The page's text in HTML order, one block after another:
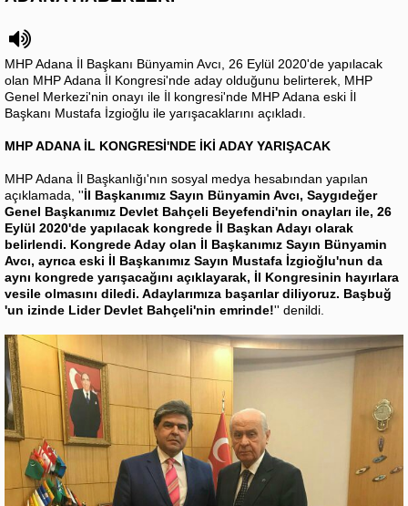
MHP Adana İl Başkanı Bünyamin Avcı, 26 Eylül 2020'de yapılacak
olan MHP Adana İl Kongresi'nde aday olduğunu belirterek, MHP
Genel Merkezi'nin onayı ile İl kongresi'nde MHP Adana eski İl
Başkanı Mustafa İzgioğlu ile yarışacaklarını açıkladı.
MHP ADANA İL KONGRESİ'NDE İKİ ADAY YARIŞACAK
MHP Adana İl Başkanlığı'nın sosyal medya hesabından yapılan
açıklamada, ''İl Başkanımız Sayın Bünyamin Avcı, Saygıdeğer
Genel Başkanımız Devlet Bahçeli Beyefendi'nin onayları ile, 26
Eylül 2020'de yapılacak kongrede İl Başkan Adayı olarak
belirlendi. Kongrede Aday olan İl Başkanımız Sayın Bünyamin
Avcı, ayrıca eski İl Başkanımız Sayın Mustafa İzgioğlu'nun da
aynı kongrede yarışacağını açıklayarak, İl Kongresinin hayırlara
vesile olmasını diledi. Adaylarımıza başarılar diliyoruz. Başbuğ
'un izinde Lider Devlet Bahçeli'nin emrinde!'' denildi.